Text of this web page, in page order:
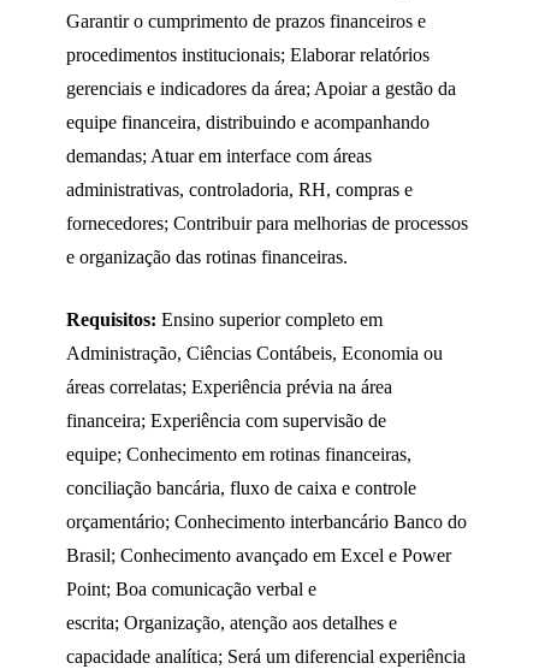
Garantir o cumprimento de prazos financeiros e
procedimentos institucionais; Elaborar relatórios
gerenciais e indicadores da área; Apoiar a gestão da
equipe financeira, distribuindo e acompanhando
demandas; Atuar em interface com áreas
administrativas, controladoria, RH, compras e
fornecedores; Contribuir para melhorias de processos
e organização das rotinas financeiras.
Requisitos: Ensino superior completo em
Administração, Ciências Contábeis, Economia ou
áreas correlatas; Experiência prévia na área
financeira; Experiência com supervisão de
equipe; Conhecimento em rotinas financeiras,
conciliação bancária, fluxo de caixa e controle
orçamentário; Conhecimento interbancário Banco do
Brasil; Conhecimento avançado em Excel e Power
Point; Boa comunicação verbal e
escrita; Organização, atenção aos detalhes e
capacidade analítica; Será um diferencial experiência